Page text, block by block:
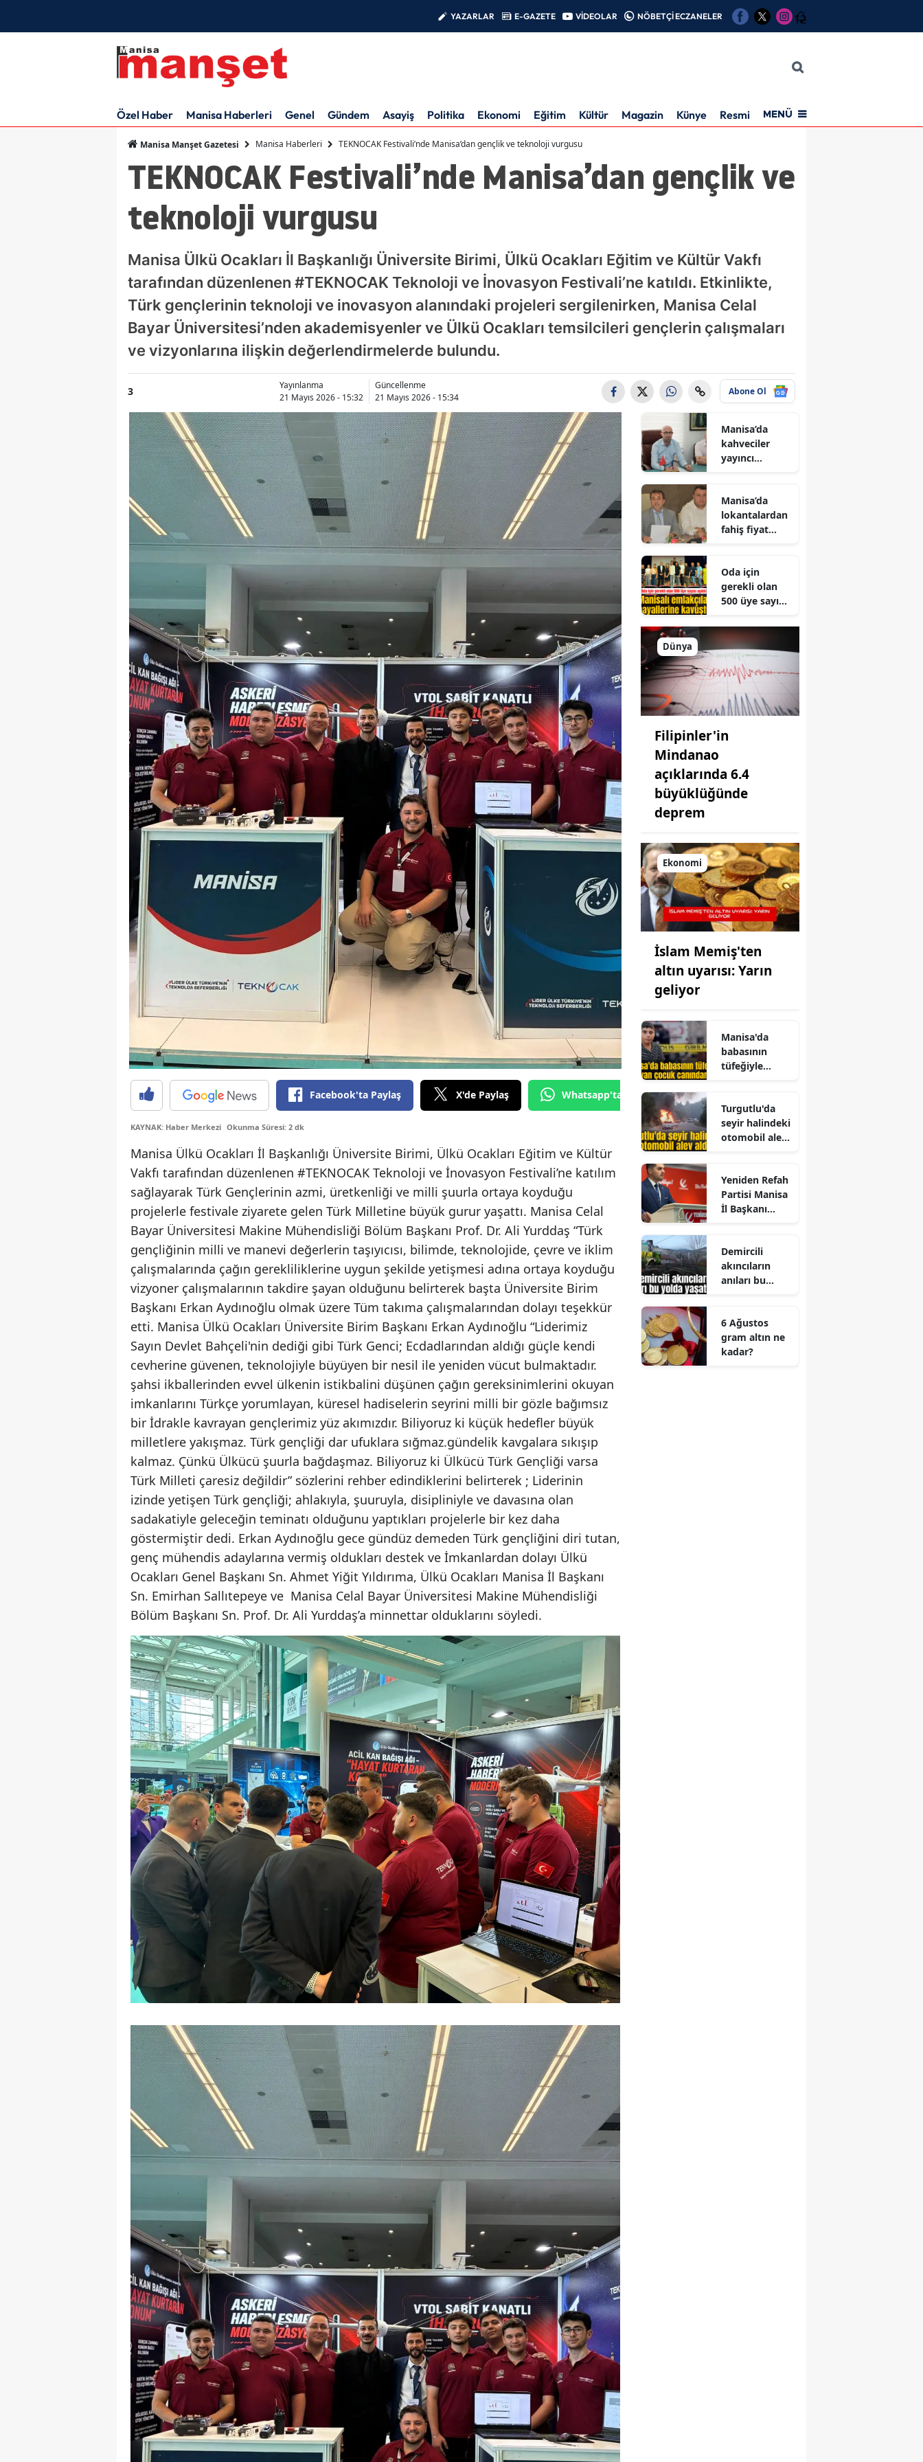
YAZARLAR E-GAZETE VİDEOLAR NÖBETÇİ ECZANELER 12
Özel Haber Manisa Haberleri Genel Gündem Asayiş Politika Ekonomi Eğitim Kültür Magazin Künye Resmi İlanMENÜ
Manisa Manşet Gazetesi Manisa Haberleri TEKNOCAK Festivali’nde Manisa’dan gençlik ve teknoloji vurgusu
TEKNOCAK Festivali’nde Manisa’dan gençlik ve
teknoloji vurgusu
Manisa Ülkü Ocakları İl Başkanlığı Üniversite Birimi, Ülkü Ocakları Eğitim ve Kültür Vakfı
tarafından düzenlenen #TEKNOCAK Teknoloji ve İnovasyon Festivali’ne katıldı. Etkinlikte,
Türk gençlerinin teknoloji ve inovasyon alanındaki projeleri sergilenirken, Manisa Celal
Bayar Üniversitesi’nden akademisyenler ve Ülkü Ocakları temsilcileri gençlerin çalışmaları
ve vizyonlarına ilişkin değerlendirmelerde bulundu.
3
Yayınlanma
21 Mayıs 2026 - 15:32
Güncellenme
21 Mayıs 2026 - 15:34
Abone Ol
Facebook'ta Paylaş X'de Paylaş Whatsapp'tan Gönder
KAYNAK: Haber Merkezi Okunma Süresi: 2 dk
Manisa Ülkü Ocakları İl Başkanlığı Üniversite Birimi, Ülkü Ocakları Eğitim ve Kültür
Vakfı tarafından düzenlenen #TEKNOCAK Teknoloji ve İnovasyon Festivali’ne katılım
sağlayarak Türk Gençlerinin azmi, üretkenliği ve milli şuurla ortaya koyduğu
projelerle festivale ziyarete gelen Türk Milletine büyük gurur yaşattı. Manisa Celal
Bayar Üniversitesi Makine Mühendisliği Bölüm Başkanı Prof. Dr. Ali Yurddaş “Türk
gençliğinin milli ve manevi değerlerin taşıyıcısı, bilimde, teknolojide, çevre ve iklim
çalışmalarında çağın gerekliliklerine uygun şekilde yetişmesi adına ortaya koyduğu
vizyoner çalışmalarının takdire şayan olduğunu belirterek başta Üniversite Birim
Başkanı Erkan Aydınoğlu olmak üzere Tüm takıma çalışmalarından dolayı teşekkür
etti. Manisa Ülkü Ocakları Üniversite Birim Başkanı Erkan Aydınoğlu “Liderimiz
Sayın Devlet Bahçeli'nin dediği gibi Türk Genci; Ecdadlarından aldığı güçle kendi
cevherine güvenen, teknolojiyle büyüyen bir nesil ile yeniden vücut bulmaktadır.
şahsi ikballerinden evvel ülkenin istikbalini düşünen çağın gereksinimlerini okuyan
imkanlarını Türkçe yorumlayan, küresel hadiselerin seyrini milli bir gözle bağımsız
bir İdrakle kavrayan gençlerimiz yüz akımızdır. Biliyoruz ki küçük hedefler büyük
milletlere yakışmaz. Türk gençliği dar ufuklara sığmaz.gündelik kavgalara sıkışıp
kalmaz. Çünkü Ülkücü şuurla bağdaşmaz. Biliyoruz ki Ülkücü Türk Gençliği varsa
Türk Milleti çaresiz değildir” sözlerini rehber edindiklerini belirterek ; Liderinin
izinde yetişen Türk gençliği; ahlakıyla, şuuruyla, disipliniyle ve davasına olan
sadakatiyle geleceğin teminatı olduğunu yaptıkları projelerle bir kez daha
göstermiştir dedi. Erkan Aydınoğlu gece gündüz demeden Türk gençliğini diri tutan,
genç mühendis adaylarına vermiş oldukları destek ve İmkanlardan dolayı Ülkü
Ocakları Genel Başkanı Sn. Ahmet Yiğit Yıldırıma, Ülkü Ocakları Manisa İl Başkanı
Sn. Emirhan Sallıtepeye ve Manisa Celal Bayar Üniversitesi Makine Mühendisliği
Bölüm Başkanı Sn. Prof. Dr. Ali Yurddaş’a minnettar olduklarını söyledi.
Manisa’da
kahveciler
yayıncı
edecek
Manisa’da
lokantalardan
fahiş fiyat
Oda için
gerekli olan
500 üye sayısı
emlakçılar
hayallerine
kavuştu
Dünya
Filipinler'in
Mindanao
açıklarında 6.4
büyüklüğünde
deprem
Ekonomi
İslam Memiş'ten
altın uyarısı: Yarın
geliyor
Manisa'da
babasının
tüfeğiyle
canından oldu
Turgutlu'da
seyir halindeki
otomobil alev
Yeniden Refah
Partisi Manisa
İl Başkanı
Demircili
akıncıların
anıları bu
6 Ağustos
gram altın ne
kadar?